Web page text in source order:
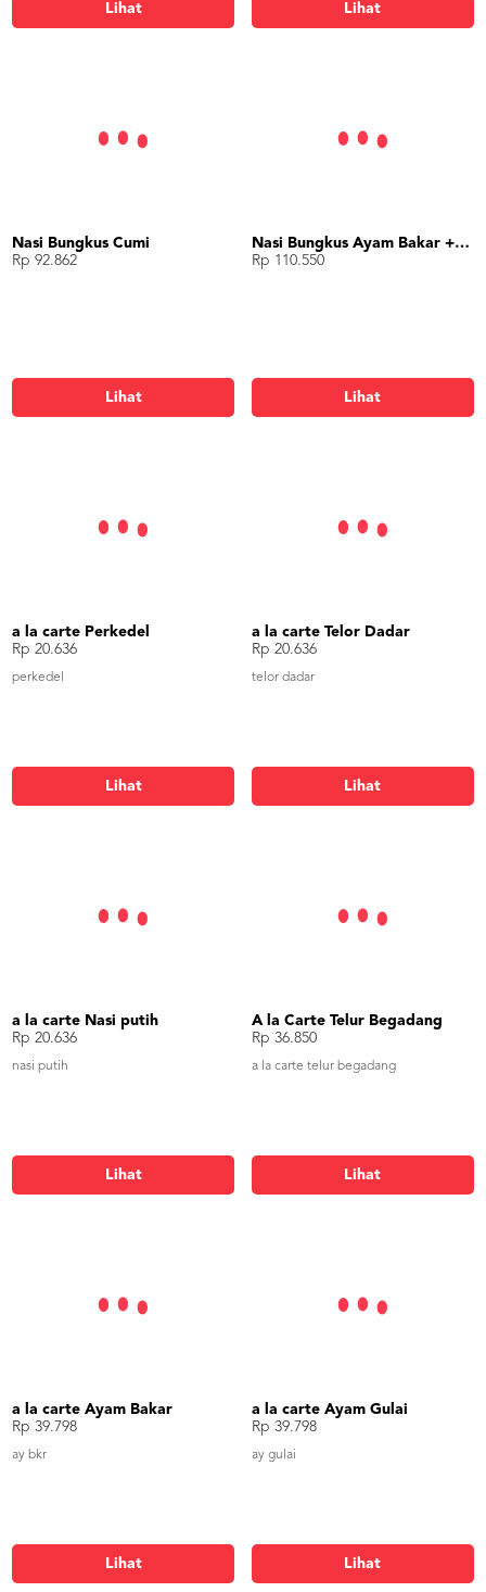
Lihat Lihat
Nasi Bungkus Cumi
Rp 92.862
Lihat
Nasi Bungkus Ayam Bakar + Rendang + Telor
Rp 110.550
Lihat
a la carte Perkedel
Rp 20.636
perkedel
Lihat
a la carte Telor Dadar
Rp 20.636
telor dadar
Lihat
a la carte Nasi putih
Rp 20.636
nasi putih
Lihat
A la Carte Telur Begadang
Rp 36.850
a la carte telur begadang
Lihat
a la carte Ayam Bakar
Rp 39.798
ay bkr
Lihat
a la carte Ayam Gulai
Rp 39.798
ay gulai
Lihat